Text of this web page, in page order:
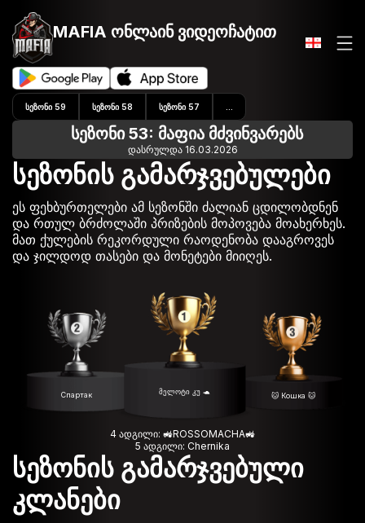
MAFIA ონლაინ ვიდეოჩატით
ᲡᲔᲖᲝᲜᲘ 59 ᲡᲔᲖᲝᲜᲘ 58 ᲡᲔᲖᲝᲜᲘ 57
სეზონი 53: მაფია მძვინვარებს
დასრულდა 16.03.2026
სეზონის გამარჯვებულები
ეს ფეხბურთელები ამ სეზონში ძალიან ცდილობდნენ
და რთულ ბრძოლაში პრიზების მოპოვება მოახერხეს.
მათ ქულების რეკორდული რაოდენობა დააგროვეს
და ჯილდოდ თასები და მონეტები მიიღეს.
მელოტი კუ 🐢
Спартак 🐱 Кошка 🐱
4 ადგილი: 🚜ROSSOMACHA🚜
5 ადგილი: Chernika
სეზონის გამარჯვებული
კლანები